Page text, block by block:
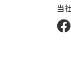
当